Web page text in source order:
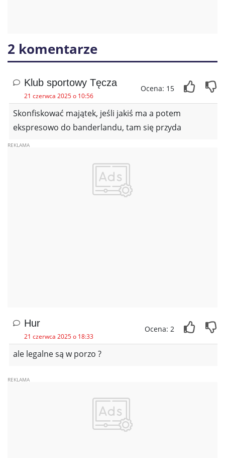
2 komentarze
Klub sportowy Tęcza
21 czerwca 2025 o 10:56
Ocena: 15
Skonfiskować majątek, jeśli jakiś ma a potem
ekspresowo do banderlandu, tam się przyda
Hur
21 czerwca 2025 o 18:33
Ocena: 2
ale legalne są w porzo ?